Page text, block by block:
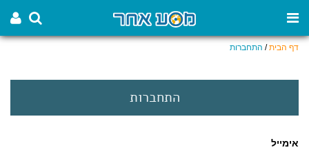
דף הבית/ התחברות
התחברות
אימייל